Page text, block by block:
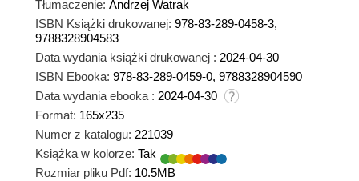
Tłumaczenie: Andrzej Watrak
ISBN Książki drukowanej: 978-83-289-0458-3,
9788328904583
Data wydania książki drukowanej : 2024-04-30
ISBN Ebooka: 978-83-289-0459-0, 9788328904590
Data wydania ebooka : 2024-04-30
Format: 165x235
Numer z katalogu: 221039
Książka w kolorze: Tak
Rozmiar pliku Pdf: 10.5MB